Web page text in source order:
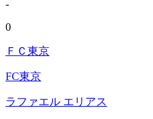
-
0
ＦＣ東京
FC東京
ラファエル エリアス